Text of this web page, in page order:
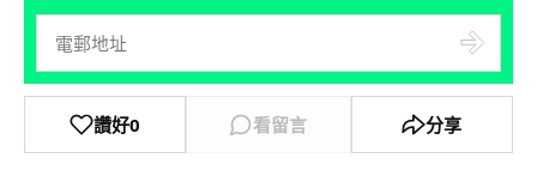
讚好0 看留言 分享